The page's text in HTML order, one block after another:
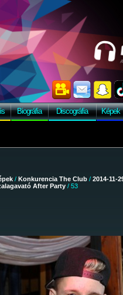
Biográfia Discográfia Képek
/ Konkurencia The Club / 2014-11-
After Party / 53